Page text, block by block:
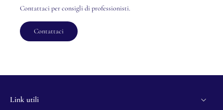
Contattaci per consigli di professionisti.
Contattaci
Link utili